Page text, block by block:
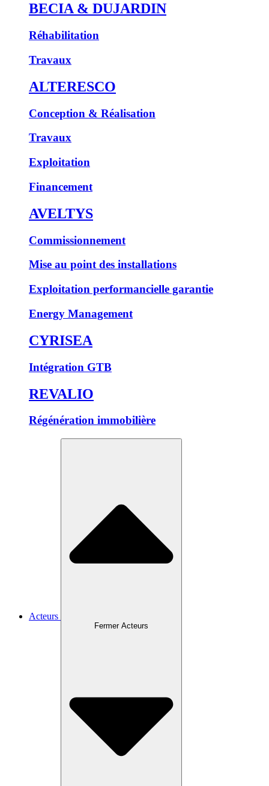
BECIA & DUJARDIN
Réhabilitation
Travaux
ALTERESCO
Conception & Réalisation
Travaux
Exploitation
Financement
AVELTYS
Commissionnement
Mise au point des installations
Exploitation performancielle garantie
Energy Management
CYRISEA
Intégration GTB
REVALIO
Régénération immobilière
Acteurs
Fermer Acteurs